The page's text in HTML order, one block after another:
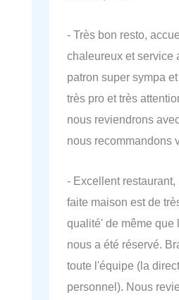
- Très bon resto,
chaleureux et service
patron super sympa
très pro et très
nous reviendrons
nous recommandons
- Excellent restaurant,
faite maison est de
qualité' de même que
nous a été réservé.
toute l'équipe (la
personnel). Nous